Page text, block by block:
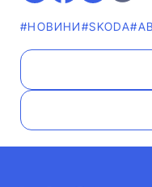
#НОВИНИ#SKODA